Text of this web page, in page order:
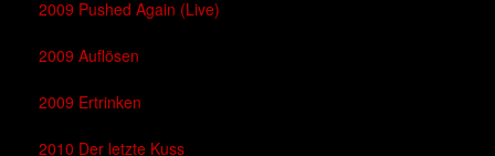
2009 Pushed Again (Live)
2009 Auflösen
2009 Ertrinken
2010 Der letzte Kuss